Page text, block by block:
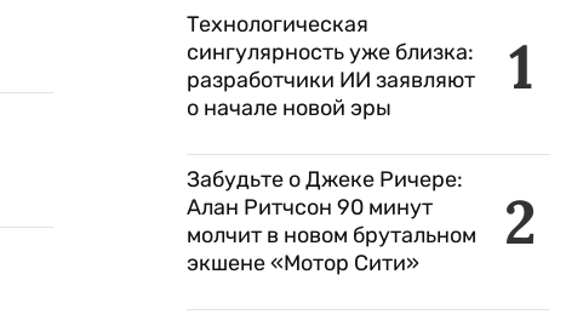
1
Технологическая
сингулярность уже близка:
разработчики ИИ заявляют
о начале новой эры
2
Забудьте о Джеке Ричере:
Алан Ритчсон 90 минут
молчит в новом брутальном
экшене «Мотор Сити»